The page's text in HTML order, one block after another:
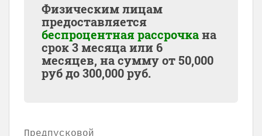
Физическим лицам
предоставляется
беспроцентная рассрочкана
срок 3 месяца или 6
месяцев, на сумму от50,000
руб до300,000руб.
Предпусковой